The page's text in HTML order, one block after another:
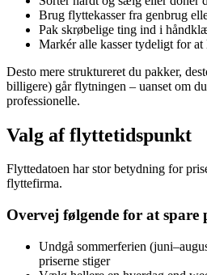
Brug flyttekasser fra genbrug
Pak skrøbelige ting ind i
Markér alle kasser tydeligt for at
Desto mere struktureret du pakker,
billigere) går flytningen – uanset om
professionelle.
Valg af flyttetidspunkt
Flyttedatoen har stor betydning for
flyttefirma.
Overvej følgende for at spare
Undgå sommerferien
priserne stiger